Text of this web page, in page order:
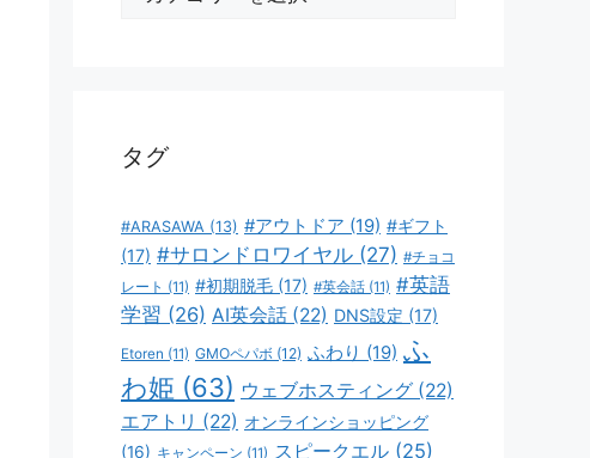
タグ
#ARASAWA (13) #アウトドア (19) #ギフト
(17) #サロンドロワイヤル (27) #チョコ
レート (11) #初期脱毛 (17) #英会話 (11) #英語
学習 (26) AI英会話 (22) DNS設定 (17)
Etoren (11) GMOペパボ (12) ふわり (19) ふ
わ姫 (63) ウェブホスティング (22)
エアトリ (22) オンラインショッピング
(16) キャンペーン (11) スピークエル (25)